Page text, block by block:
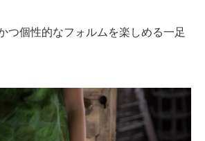
つ個性的なフォルムを楽しめる一足